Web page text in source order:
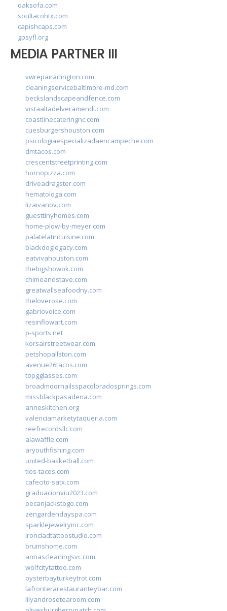
oaksofa.com
soultacohtx.com
capishcaps.com
gpsyfl.org
MEDIA PARTNER III
vwrepairarlington.com
cleaningservicebaltimore-md.com
beckslandscapeandfence.com
vistaaltadelveramendi.com
coastlinecateringnc.com
cuesburgershouston.com
psicologiaespecializadaencampeche.com
dmtacos.com
crescentstreetprinting.com
hornopizza.com
driveadragster.com
hematologa.com
lizaivanov.com
guesttinyhomes.com
home-plow-by-meyer.com
palatelatincuisine.com
blackdoglegacy.com
eatvivahouston.com
thebigshowok.com
chimeandstave.com
greatwallseafoodny.com
theloverose.com
gabriovoice.com
resinflowart.com
p-sports.net
korsairstreetwear.com
petshopallston.com
avenue26tacos.com
topgglasses.com
broadmoornailsspacoloradosprings.com
missblackpasadena.com
anneskitchen.org
valenciamarketytaqueria.com
reefrecordsllc.com
alawaffle.com
aryouthfishing.com
united-basketball.com
tios-tacos.com
cafecito-satx.com
graduacionviu2023.com
pecanjackstogo.com
zengardendayspa.com
sparklejewelryinc.com
ironcladtattoostudio.com
bruinshome.com
annascleaningsvc.com
wolfcitytattoo.com
oysterbayturkeytrot.com
lafronterarestauranteybar.com
lilyandrosetearoom.com